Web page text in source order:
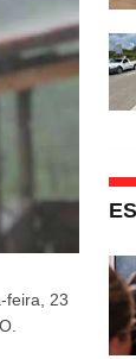
feira, 23